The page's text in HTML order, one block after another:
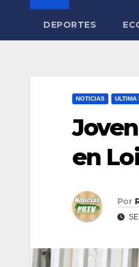
DEPORTES
NOTICIAS ULTIMA
en
Por